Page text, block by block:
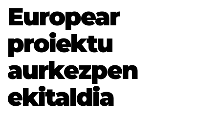
Europear
proiektu
aurkezpen
ekitaldia